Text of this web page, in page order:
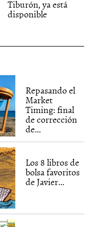
Tiburón, ya está
disponible
Repasando el
Market
Timing: final
de corrección
de...
Los 8 libros de
bolsa favoritos
de Javier...